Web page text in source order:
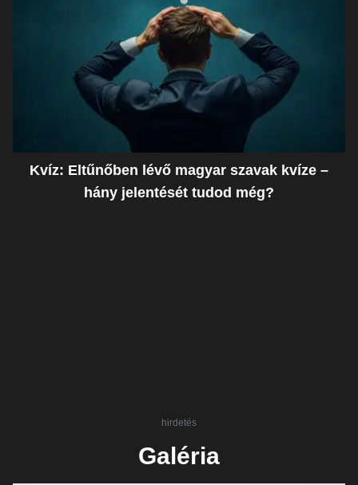
Kvíz: Eltűnőben lévő magyar szavak kvíze –
hány jelentését tudod még?
hirdetés
Galéria